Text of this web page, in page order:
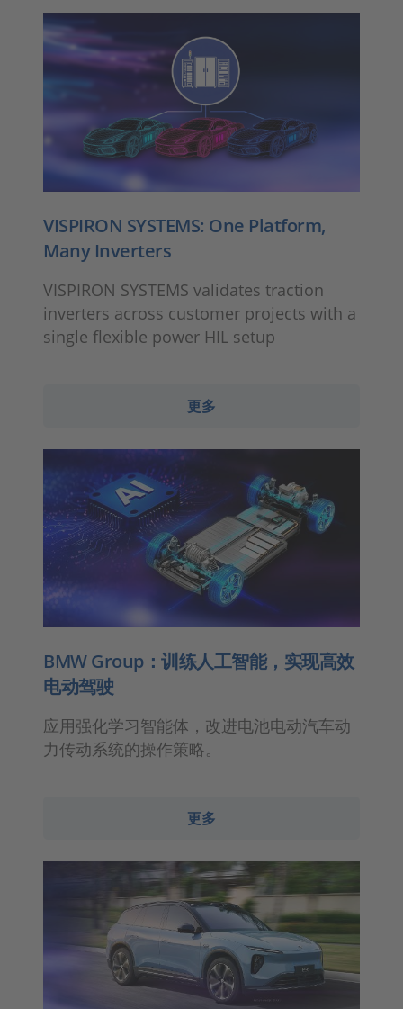
VISPIRON SYSTEMS: One Platform,
Many Inverters
VISPIRON SYSTEMS validates traction
inverters across customer projects with a
single flexible power HIL setup
更多
BMW Group：训练人工智能，实现高效
电动驾驶
应用强化学习智能体，改进电池电动汽车动
力传动系统的操作策略。
更多